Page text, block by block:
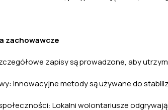
zachowawcze
zapisy są prowadzone, aby
Innowacyjne metody są używane do
Lokalni wolontariusze